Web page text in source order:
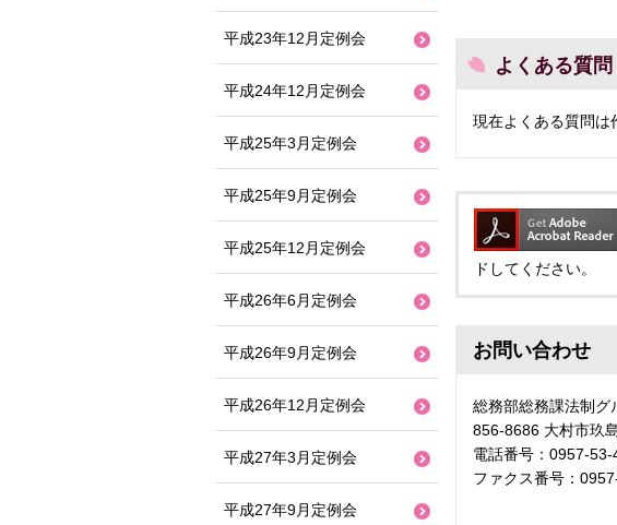
よくある質問
現在よくある質問は
ドしてください。
お問い合わせ
総務部総務課法制グ
856-8686 大村市玖
電話番号：0957-53-
ファクス番号：
平成23年12月定例会
平成24年12月定例会
平成25年3月定例会
平成25年9月定例会
平成25年12月定例会
平成26年6月定例会
平成26年9月定例会
平成26年12月定例会
平成27年3月定例会
平成27年9月定例会